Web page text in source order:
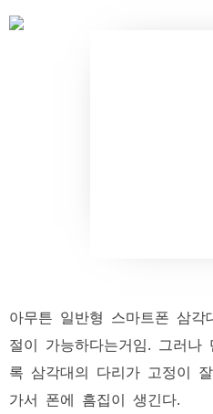
아무튼 일반형 스마트폰 삼
절이 가능하다는거임. 그러나
록 삼각대의 다리가 고정이
가서 폰에 흠집이 생긴다.